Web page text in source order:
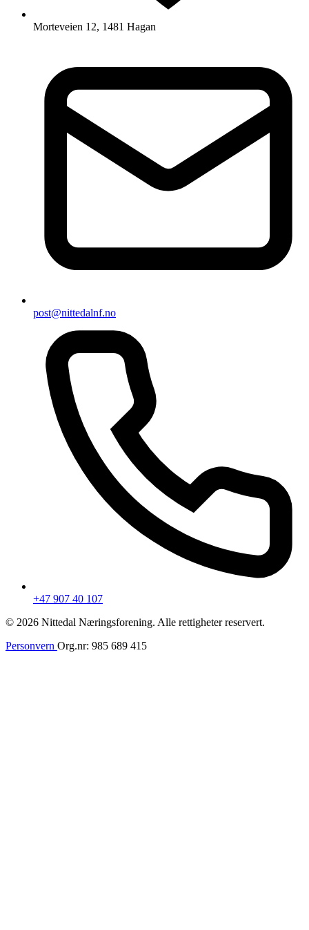
Morteveien 12, 1481 Hagan
post@nittedalnf.no
+47 907 40 107
© 2026 Nittedal Næringsforening. Alle rettigheter reservert.
Personvern Org.nr: 985 689 415